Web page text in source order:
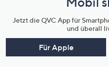
Jetzt die QVC App für
und überall
Für Apple